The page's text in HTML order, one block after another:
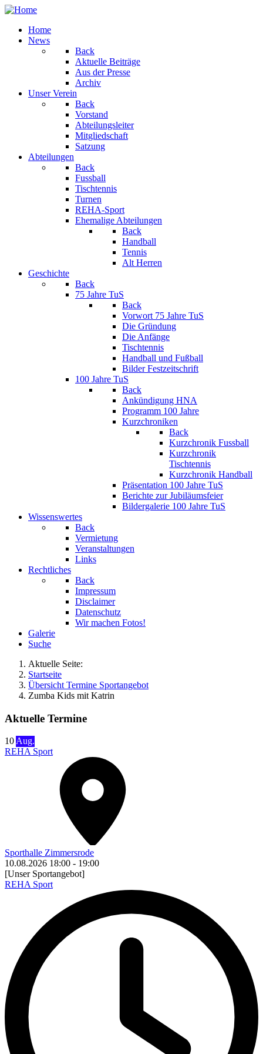
Home
News
Back
Aktuelle Beiträge
Aus der Presse
Archiv
Unser Verein
Back
Vorstand
Abteilungsleiter
Mitgliedschaft
Satzung
Abteilungen
Back
Fussball
Tischtennis
Turnen
REHA-Sport
Ehemalige Abteilungen
Back
Handball
Tennis
Alt Herren
Geschichte
Back
75 Jahre TuS
Back
Vorwort 75 Jahre TuS
Die Gründung
Die Anfänge
Tischtennis
Handball und Fußball
Bilder Festzeitschrift
100 Jahre TuS
Back
Ankündigung HNA
Programm 100 Jahre
Kurzchroniken
Back
Kurzchronik Fussball
Kurzchronik
Tischtennis
Kurzchronik Handball
Präsentation 100 Jahre TuS
Berichte zur Jubiläumsfeier
Bildergalerie 100 Jahre TuS
Wissenswertes
Back
Vermietung
Veranstaltungen
Links
Rechtliches
Back
Impressum
Disclaimer
Datenschutz
Wir machen Fotos!
Galerie
Suche
Aktuelle Seite:
Startseite
Übersicht Termine Sportangebot
Zumba Kids mit Katrin
Aktuelle Termine
10Aug.
REHA Sport
Sporthalle Zimmersrode
10.08.2026 18:00 - 19:00
[Unser Sportangebot]
REHA Sport